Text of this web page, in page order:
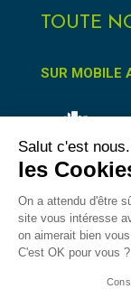
TOUTE
SUR MOBILE
Accessibilité
Salut c'est
les
On a attendu d'être
site vous intéresse
on aimerait bien
C'est OK pour vous ?